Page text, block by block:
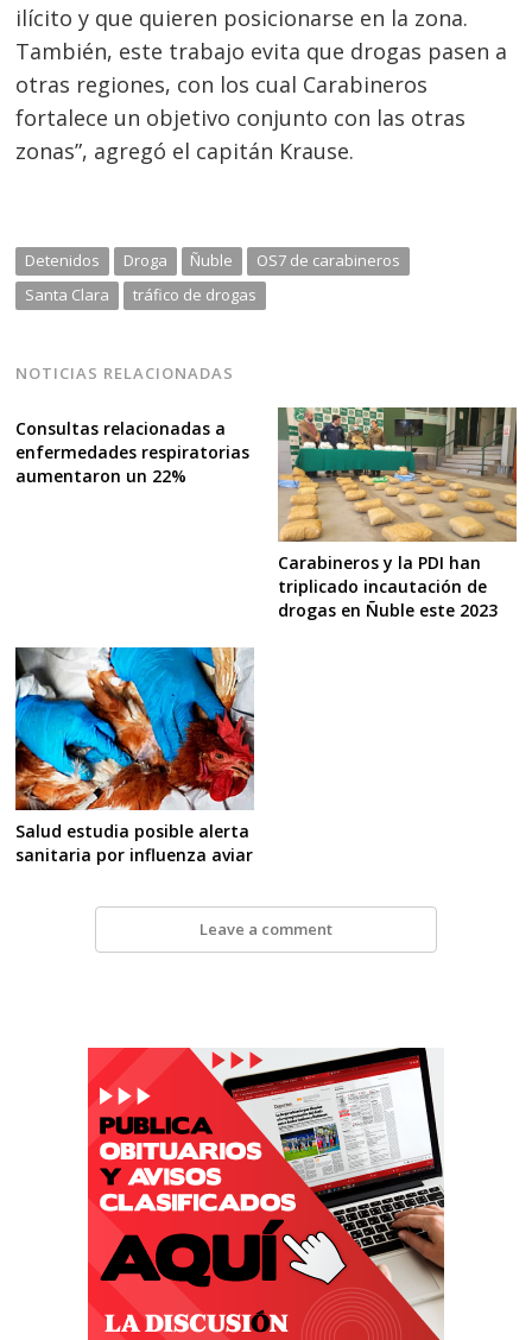
ilícito y que quieren posicionarse en la zona.
También, este trabajo evita que drogas pasen a
otras regiones, con los cual Carabineros
fortalece un objetivo conjunto con las otras
zonas”, agregó el capitán Krause.
Detenidos Droga Ñuble
OS7 de carabineros
Santa Clara
tráfico de drogas
NOTICIAS RELACIONADAS
Consultas relacionadas a
enfermedades respiratorias
aumentaron un 22%
Carabineros y la PDI han
triplicado incautación de
drogas en Ñuble este 2023
Salud estudia posible alerta
sanitaria por influenza aviar
Leave a comment